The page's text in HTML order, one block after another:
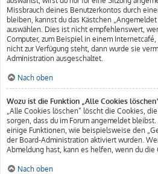
Missbrauch deines Benutzerkontos durch
bleiben, kannst du das Kästchen
auswählen. Dies ist nicht empfehlenswert,
Computer, zum Beispiel in einem
nicht zur Verfügung steht, dann wurde sie
Administration ausgeschaltet.
Nach oben
Wozu ist die Funktion „Alle Cookies
„Alle Cookies löschen“ löscht die Cookies,
sorgen, dass du im Forum angemeldet
einige Funktionen, wie beispielsweise den
der Board-Administration aktiviert wurden.
Abmeldung hast, kann es helfen, wenn du die
Nach oben